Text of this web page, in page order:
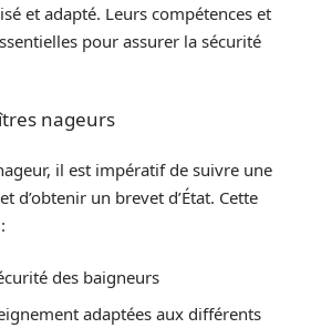
et adapté. Leurs compétences et
pour assurer la sécurité
nageurs
il est impératif de suivre une
d’obtenir un brevet d’État. Cette
des baigneurs
adaptées aux différents